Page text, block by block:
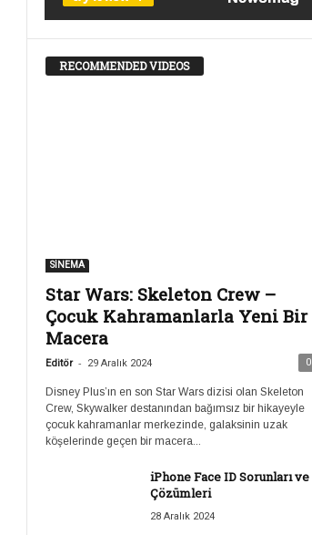
RECOMMENDED VIDEOS
SİNEMA
Star Wars: Skeleton Crew –
Çocuk Kahramanlarla Yeni Bir
Macera
Editör - 29 Aralık 2024 0
Disney Plus’ın en son Star Wars dizisi olan Skeleton
Crew, Skywalker destanından bağımsız bir hikayeyle
çocuk kahramanlar merkezinde, galaksinin uzak
köşelerinde geçen bir macera...
iPhone Face ID Sorunları ve
Çözümleri
28 Aralık 2024